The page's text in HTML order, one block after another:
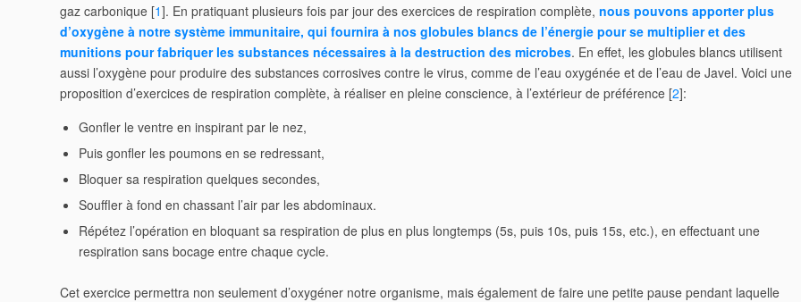
gaz carbonique [1]. En pratiquant plusieurs fois par jour des exercices de respiration complète, nous pouvons apporter plus
d’oxygène à notre système immunitaire, qui fournira à nos globules blancs de l’énergie pour se multiplier et des
munitions pour fabriquer les substances nécessaires à la destruction des microbes. En effet, les globules blancs utilisent
aussi l’oxygène pour produire des substances corrosives contre le virus, comme de l’eau oxygénée et de l’eau de Javel. Voici une
proposition d’exercices de respiration complète, à réaliser en pleine conscience, à l’extérieur de préférence [2]:
Gonfler le ventre en inspirant par le nez,
Puis gonfler les poumons en se redressant,
Bloquer sa respiration quelques secondes,
Souffler à fond en chassant l’air par les abdominaux.
Répétez l’opération en bloquant sa respiration de plus en plus longtemps (5s, puis 10s, puis 15s, etc.), en effectuant une
respiration sans bocage entre chaque cycle.
Cet exercice permettra non seulement d’oxygéner notre organisme, mais également de faire une petite pause pendant laquelle